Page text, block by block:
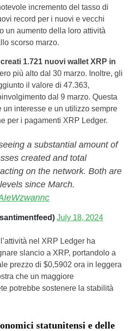
incremento del tasso di
record per i nuovi e vecchi
un aumento della loro attività
scorso marzo.
1.721 nuovi wallet XRP in
più alto dal 30 marzo. Inoltre, gli
il valore di 47.363,
dal 9 marzo. Questa
un interesse e un utilizzo sempre
per i pagamenti XRP Ledger.
a substantial amount of
created and total
on the network. Both are
since March.
July 18, 2024
nel XRP Ledger ha
slancio a XRP, portandolo a
prezzo di $0,5902 ora in leggera
che un maggiore
potrebbe sostenere la stabilità
statunitensi e delle